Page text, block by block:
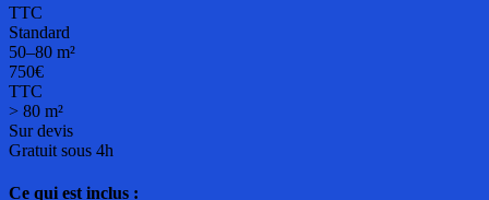
TTC
Standard
50–80 m²
750€
TTC
> 80 m²
Sur devis
Gratuit sous 4h
Ce qui est inclus :